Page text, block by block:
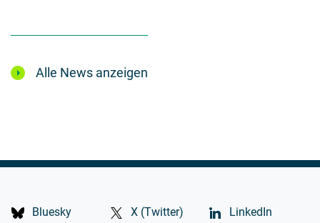
Alle News anzeigen
Bluesky X (Twitter)
LinkedIn